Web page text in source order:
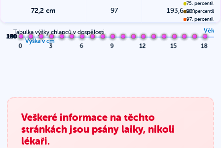
72,2cm 97 193,6cm
Tabulka výšky chlapců v dospělosti
0 3 6 9 12 15 18
Věk
Výška v cm
60
80
100
120
140
160
180
200
75. percentil
90. percentil
97. percentil
Veškeré informace na těchto
stránkách jsou psány laiky, nikoli
lékaři.